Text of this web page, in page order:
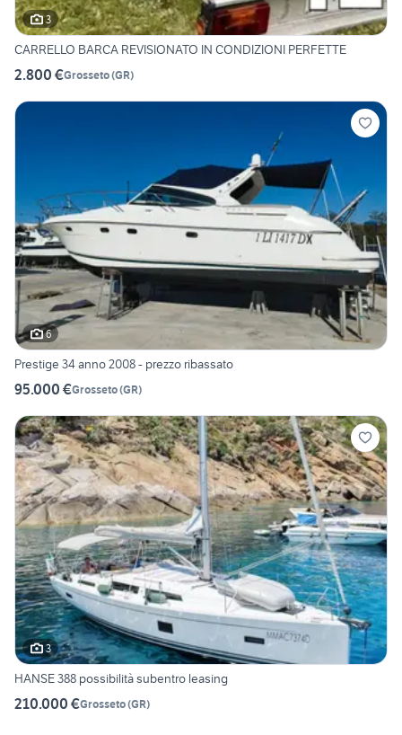
3
CARRELLO BARCA REVISIONATO IN CONDIZIONI PERFETTE
2.800 €Grosseto(GR)
6
Prestige 34 anno 2008 - prezzo ribassato
95.000 €Grosseto(GR)
3
HANSE 388 possibilità subentro leasing
210.000 €Grosseto(GR)